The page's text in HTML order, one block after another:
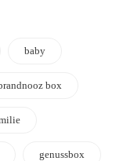
baby
box
genussbox